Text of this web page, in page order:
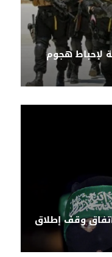
لإحباط هجوم
وقف إطلاق